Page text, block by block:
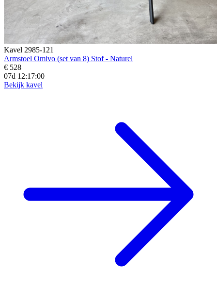
Kavel 2985-121
Armstoel Omivo (set van 8) Stof - Naturel
€ 528
07d 12:16:58
Bekijk kavel